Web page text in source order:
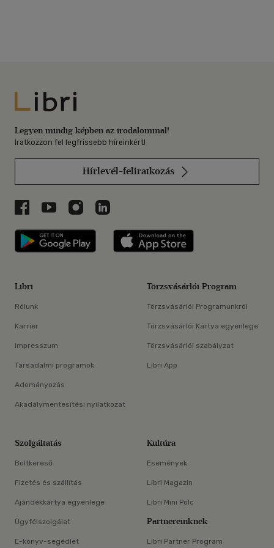
Libri
Legyen mindig képben az irodalommal!
Iratkozzon fel legfrissebb híreinkért!
Hírlevél-feliratkozás
Libri a Facebookon
Libri a Youtube-on
Libri az Instagramon
Libri a LinkedInen
Libri applikáció Szerezd meg: Google
Libri
Rólunk
Karrier
Impresszum
Társadalmi programok
Adományozás
Akadálymentesítési nyilatkozat
Törzsvásárlói Program
Törzsvásárlói Programunkról
Törzsvásárlói Kártya egyenlege
Törzsvásárlói szabályzat
Libri App
Szolgáltatás
Boltkereső
Fizetés és szállítás
Ajándékkártya egyenlege
Ügyfélszolgálat
E-könyv-segédlet
Kultúra
Események
Libri Magazin
Libri Mini Polc
Partnereinknek
Libri Partner Program